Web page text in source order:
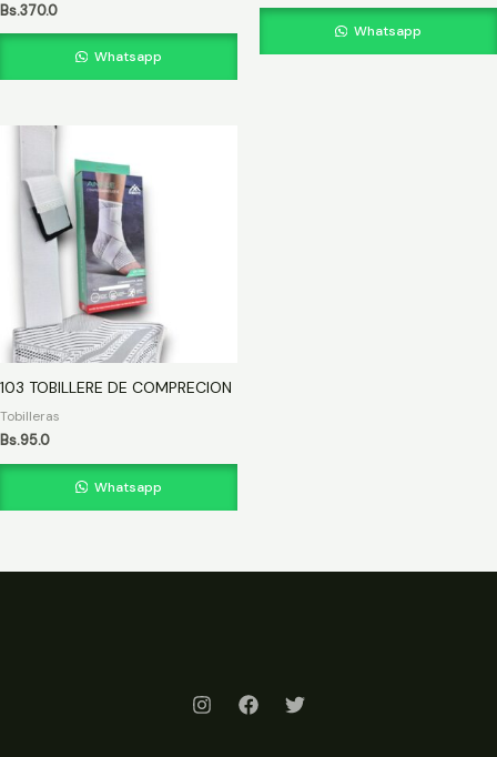
Bs.370.0
Whatsapp
Whatsapp
103 TOBILLERE DE COMPRECION
Tobilleras
Bs.95.0
Whatsapp